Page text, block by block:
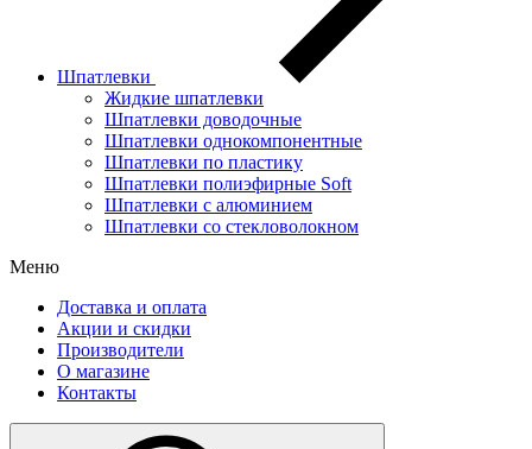
Шпатлевки
Жидкие шпатлевки
Шпатлевки доводочные
Шпатлевки однокомпонентные
Шпатлевки по пластику
Шпатлевки полиэфирные Soft
Шпатлевки с алюминием
Шпатлевки со стекловолокном
Меню
Доставка и оплата
Акции и скидки
Производители
О магазине
Контакты